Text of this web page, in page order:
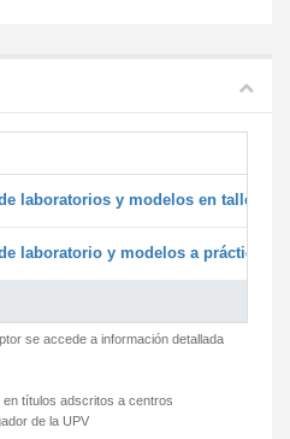
laboratorios y modelos en
laboratorio y modelos a prácticas
se accede a información detallada
títulos adscritos a centros
de la UPV